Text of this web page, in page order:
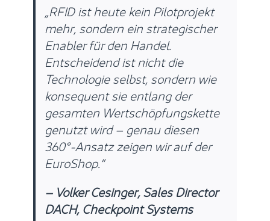
„RFID ist heute kein Pilotprojekt
mehr, sondern ein strategischer
Enabler für den Handel.
Entscheidend ist nicht die
Technologie selbst, sondern wie
konsequent sie entlang der
gesamten Wertschöpfungskette
genutzt wird – genau diesen
360°-Ansatz zeigen wir auf der
EuroShop.“
– Volker Cesinger, Sales Director
DACH, Checkpoint Systems